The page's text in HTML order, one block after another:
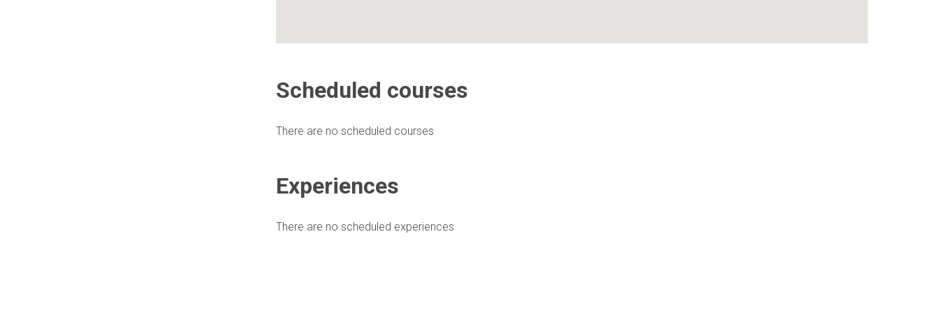
Scheduled courses
There are no scheduled courses
Experiences
There are no scheduled experiences